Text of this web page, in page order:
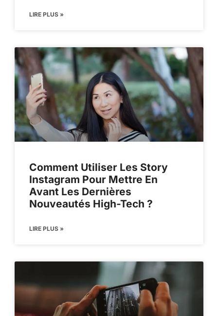
LIRE PLUS »
Comment Utiliser Les Story
Instagram Pour Mettre En
Avant Les Dernières
Nouveautés High-Tech ?
LIRE PLUS »